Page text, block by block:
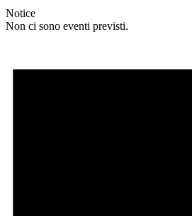
Notice
Non ci sono eventi previsti.